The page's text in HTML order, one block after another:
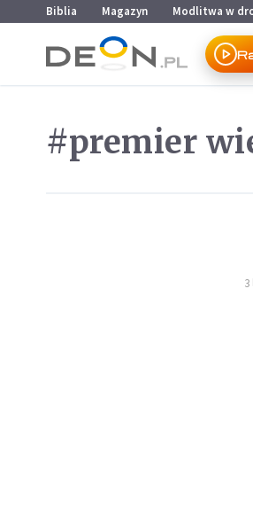
Przejdź do menu głównego
Przejdź do treści
Biblia Magazyn Modlitwa w
#premier